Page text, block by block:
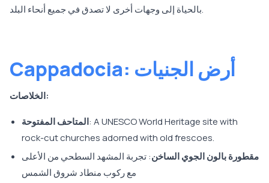
بالحياة إلى وجهات أخرى لا تصدق في جميع أنحاء البلد.
Cappadocia: أرض الجنيات
الخلاصات:
المتاحف المفتوحة: A UNESCO World Heritage site with
rock-cut churches adorned with old frescoes.
مقطورة بالون الجوي الساخن: تجربة المشهد السطحي من الأعلى
مع ركوب منطاد شروق الشمس